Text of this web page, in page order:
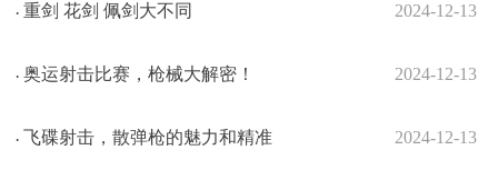
· 重剑 花剑 佩剑大不同 2024-12-13
· 奥运射击比赛，枪械大解密！ 2024-12-13
· 飞碟射击，散弹枪的魅力和精准 2024-12-13